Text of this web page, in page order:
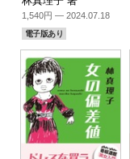
1,540円 — 2024.07.18
電子版あり